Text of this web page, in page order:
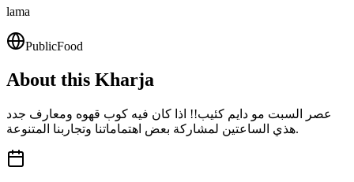
lama
PublicFood
About this Kharja
عصر السبت مو دايم كئيب!! اذا كان فيه كوب قهوه ومعارف جدد
هذي الساعتين لمشاركة بعض اهتماماتنا وتجاربنا المتنوعة.